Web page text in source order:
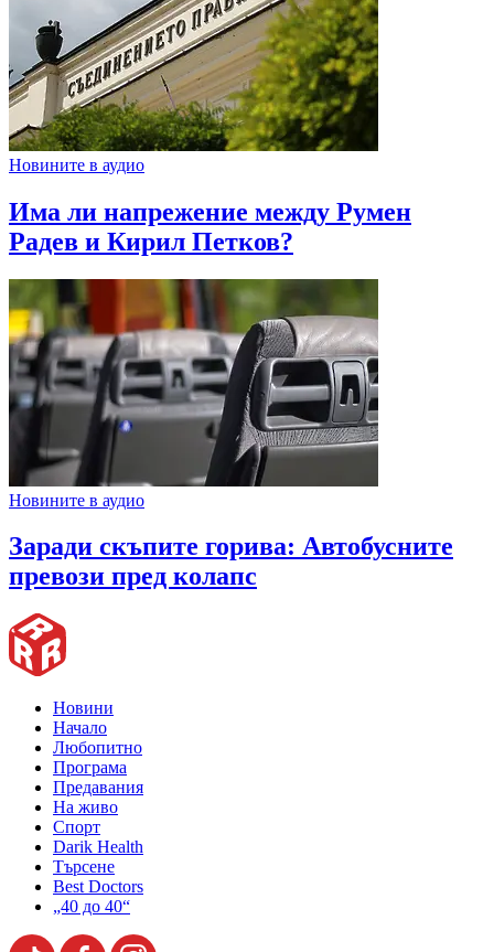
Новините в аудио
Има ли напрежение между Румен
Радев и Кирил Петков?
Новините в аудио
Заради скъпите горива: Автобусните
превози пред колапс
Новини
Начало
Любопитно
Програма
Предавания
На живо
Спорт
Darik Health
Търсене
Best Doctors
„40 до 40“